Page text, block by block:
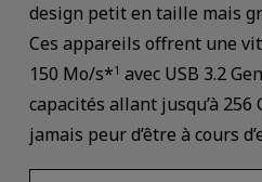
design petit en taille mais
Ces appareils offrent une
150 Mo/s*1 avec USB 3.2
capacités allant jusqu’à 256
jamais peur d’être à cours